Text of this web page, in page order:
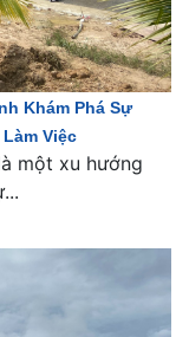
Khám Phá Sự
Việc
một xu hướng